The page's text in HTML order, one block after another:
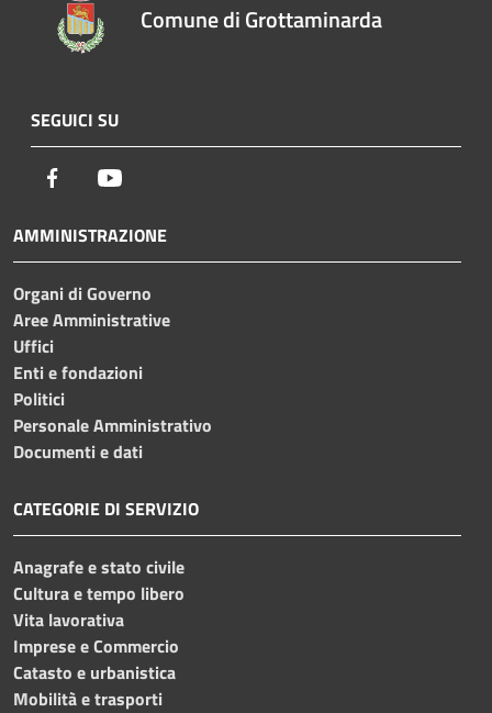
Comune di Grottaminarda
SEGUICI SU
Facebook
AMMINISTRAZIONE
Organi di Governo
Aree Amministrative
Uffici
Enti e fondazioni
Politici
Personale Amministrativo
Documenti e dati
CATEGORIE DI SERVIZIO
Anagrafe e stato civile
Cultura e tempo libero
Vita lavorativa
Imprese e Commercio
Catasto e urbanistica
Mobilità e trasporti